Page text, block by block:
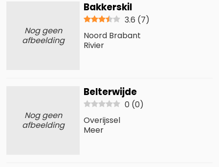
Nog geen
afbeelding
Bakkerskil
3.6 (7)
Noord Brabant
Rivier
Nog geen
afbeelding
Belterwijde
0 (0)
Overijssel
Meer